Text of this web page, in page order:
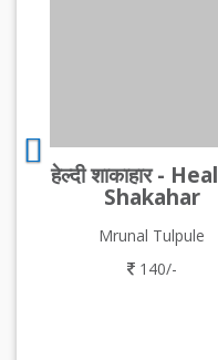
हेल्दी शाकाहार -
Shakahar
Mrunal Tulpule
140/-